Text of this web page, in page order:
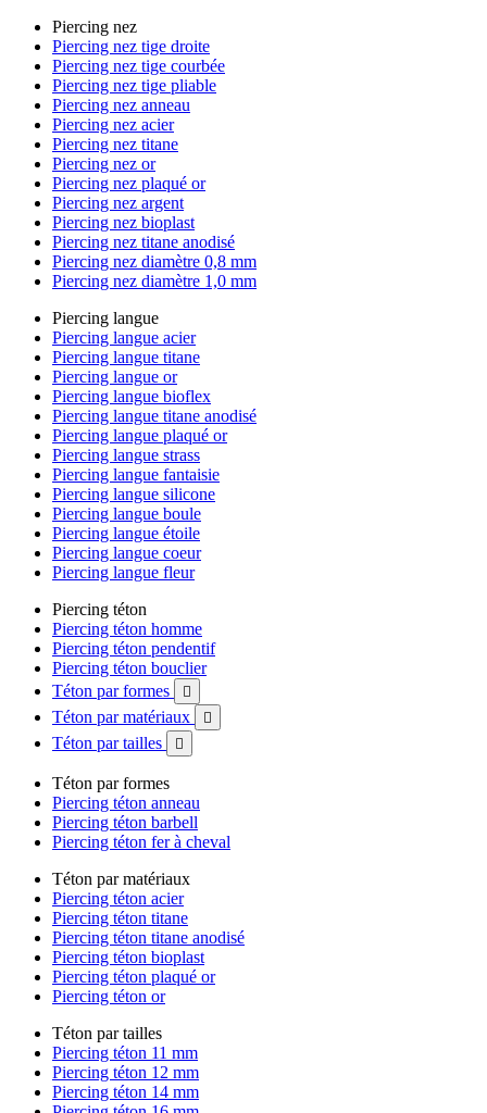
Piercing nez
Piercing nez tige droite
Piercing nez tige courbée
Piercing nez tige pliable
Piercing nez anneau
Piercing nez acier
Piercing nez titane
Piercing nez or
Piercing nez plaqué or
Piercing nez argent
Piercing nez bioplast
Piercing nez titane anodisé
Piercing nez diamètre 0,8 mm
Piercing nez diamètre 1,0 mm
Piercing langue
Piercing langue acier
Piercing langue titane
Piercing langue or
Piercing langue bioflex
Piercing langue titane anodisé
Piercing langue plaqué or
Piercing langue strass
Piercing langue fantaisie
Piercing langue silicone
Piercing langue boule
Piercing langue étoile
Piercing langue coeur
Piercing langue fleur
Piercing téton
Piercing téton homme
Piercing téton pendentif
Piercing téton bouclier
Téton par formes

Téton par matériaux 
Téton par tailles 
Téton par formes
Piercing téton anneau
Piercing téton barbell
Piercing téton fer à cheval
Téton par matériaux
Piercing téton acier
Piercing téton titane
Piercing téton titane anodisé
Piercing téton bioplast
Piercing téton plaqué or
Piercing téton or
Téton par tailles
Piercing téton 11 mm
Piercing téton 12 mm
Piercing téton 14 mm